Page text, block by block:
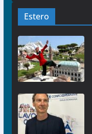
Estero